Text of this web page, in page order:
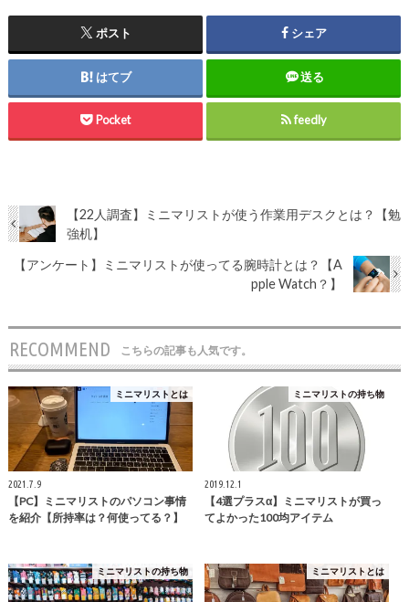
ポスト シェア
はてブ 送る
Pocket feedly
【22人調査】ミニマリストが使う作業用デスクとは？【勉
強机】
【アンケート】ミニマリストが使ってる腕時計とは？【A
pple Watch？】
RECOMMEND こちらの記事も人気です。
ミニマリストとは
2021.7.9
【PC】ミニマリストのパソコン事情
を紹介【所持率は？何使ってる？】
ミニマリストの持ち物
2019.12.1
【4選プラスα】ミニマリストが買っ
てよかった100均アイテム
ミニマリストの持ち物 ミニマリストとは